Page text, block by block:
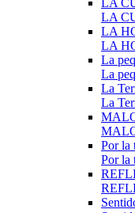
LA
LA
LA
LA
La
La
La
La
Por la
Por la